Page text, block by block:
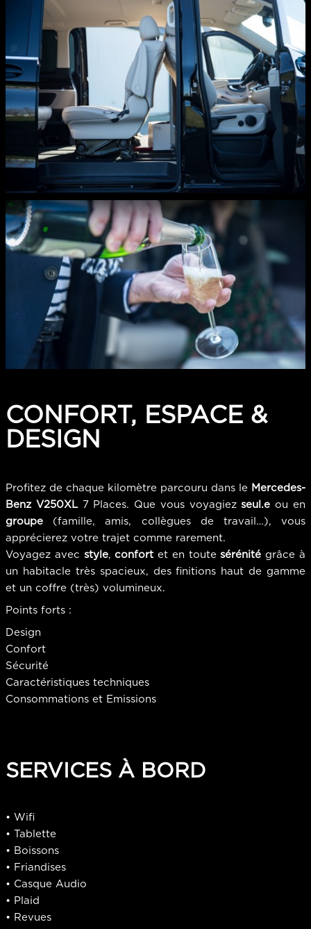
CONFORT, ESPACE &
DESIGN
Profitez de chaque kilomètre parcouru dans le Mercedes-
Benz V250XL 7 Places. Que vous voyagiezseul.e ou en
groupe (famille, amis, collègues de travail…), vous
apprécierez votre trajet comme rarement.
Voyagez avec style,confort et en toutesérénité grâce à
un habitacle très spacieux, des finitions haut de gamme
et un coffre (très) volumineux.
Points forts :
Design
Confort
Sécurité
Caractéristiques techniques
Consommations et Emissions
SERVICES À BORD
• Wifi
• Tablette
• Boissons
• Friandises
• Casque Audio
• Plaid
• Revues